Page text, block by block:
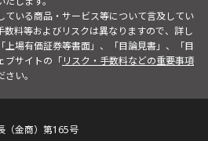
ている商品・サービス等について言及してい
料等およびリスクは異なりますので、詳し
上場有価証券等書面」、「目論見書」、「目
ブサイトの「リスク・手数料などの重要事項
い。
金商）第165号